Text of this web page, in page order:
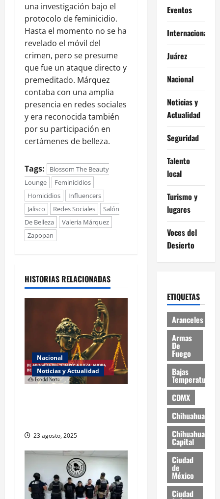
una investigación bajo el
protocolo de feminicidio.
Hasta el momento no se ha
revelado el móvil del
crimen, pero se presume
que fue un ataque directo y
premeditado. Márquez
contaba con una amplia
presencia en redes sociales
y era reconocida también
por su participación en
certámenes de belleza.
Tags:
Blossom The Beauty
Lounge
Feminicidios
Homicidios
Influencers
Jalisco
Redes Sociales
Salón
De Belleza
Valeria Márquez
Zapopan
HISTORIAS RELACIONADAS
Nacional
Noticias y Actualidad
23 agosto, 2025
Eventos
Internacional
Juárez
Nacional
Noticias y
Actualidad
Seguridad
Talento
local
Turismo y
lugares
Voces del
Desierto
ETIQUETAS
Aranceles
Armas
De
Fuego
Bajas
Temperaturas
CDMX
Chihuahua
Chihuahua
Capital
Ciudad
de
México
Ciudad